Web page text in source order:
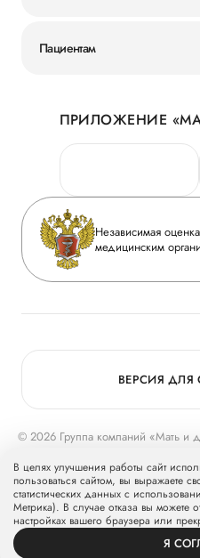
Новости
Руководство
Сотрудничество
Инвесторам
Журнал «Мать и дитя»
Вакансии
Медицинский туризм
Пациентам
Личный кабинет
Персональные данные
Горячая линия качества
Вопрос-ответ
Приложение пациента
Статьи
ПРИЛОЖЕНИЕ
Независимая
медицинским
© 2026 Группа компаний «Мать
Группу компаний «Мать и дитя».
ВЕРСИЯ
УСЛУГИ
В целях улучшения работы сайт
пользоваться сайтом, вы выражаете
статистических данных с
Метрика). В случае отказа вы можете
настройках вашего браузера или
Я